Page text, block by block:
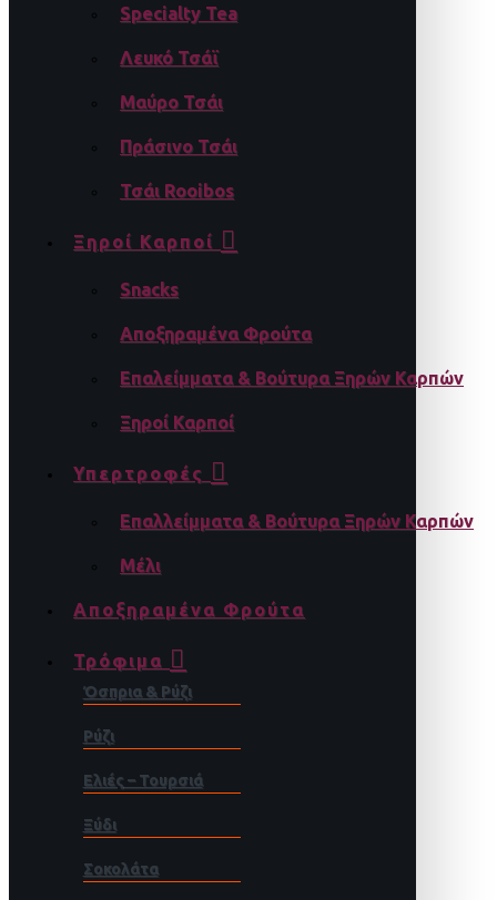
Specialty Tea
Λευκό Τσάϊ
Μαύρο Τσάι
Πράσινο Τσάι
Τσάι Rooibos
Ξηροί Καρποί
Snacks
Αποξηραμένα Φρούτα
Επαλείμματα & Βούτυρα Ξηρών Καρπών
Ξηροί Καρποί
Υπερτροφές
Επαλλείμματα & Βούτυρα Ξηρών Καρπών
Μέλι
Αποξηραμένα Φρούτα
Τρόφιμα
Όσπρια & Ρύζι
Ρύζι
Ελιές – Τουρσιά
Ξύδι
Σοκολάτα